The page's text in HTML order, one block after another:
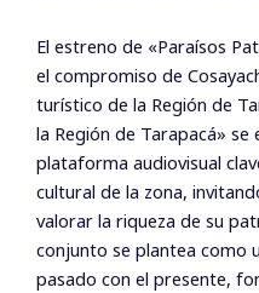
El estreno de «Paraísos
el compromiso de
turístico de la Región de
la Región de Tarapacá»
plataforma audiovisual
cultural de la zona,
valorar la riqueza de su
conjunto se plantea como
pasado con el presente,